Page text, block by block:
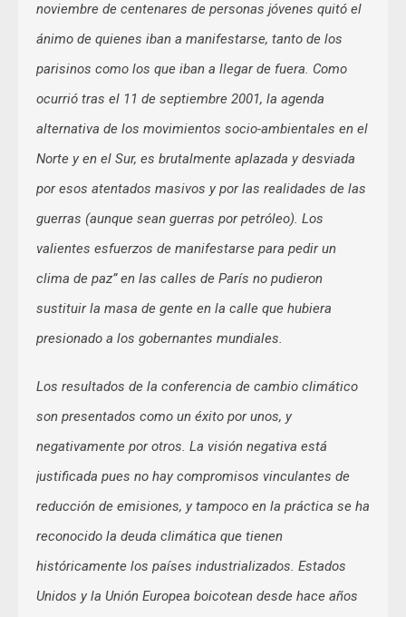
noviembre de centenares de personas jóvenes quitó el
ánimo de quienes iban a manifestarse, tanto de los
parisinos como los que iban a llegar de fuera. Como
ocurrió tras el 11 de septiembre 2001, la agenda
alternativa de los movimientos socio-ambientales en el
Norte y en el Sur, es brutalmente aplazada y desviada
por esos atentados masivos y por las realidades de las
guerras (aunque sean guerras por petróleo). Los
valientes esfuerzos de manifestarse para pedir un
clima de paz” en las calles de París no pudieron
sustituir la masa de gente en la calle que hubiera
presionado a los gobernantes mundiales.
Los resultados de la conferencia de cambio climático
son presentados como un éxito por unos, y
negativamente por otros. La visión negativa está
justificada pues no hay compromisos vinculantes de
reducción de emisiones, y tampoco en la práctica se ha
reconocido la deuda climática que tienen
históricamente los países industrializados. Estados
Unidos y la Unión Europea boicotean desde hace años